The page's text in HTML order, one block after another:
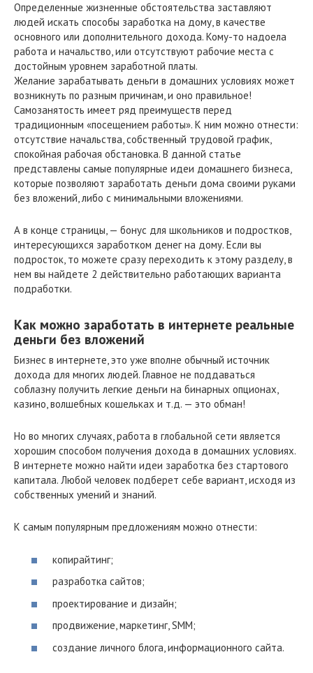
Определенные жизненные обстоятельства заставляют
людей искать способы заработка на дому, в качестве
основного или дополнительного дохода. Кому-то надоела
работа и начальство, или отсутствуют рабочие места с
достойным уровнем заработной платы.
Желание зарабатывать деньги в домашних условиях может
возникнуть по разным причинам, и оно правильное!
Самозанятость имеет ряд преимуществ перед
традиционным «посещением работы». К ним можно отнести:
отсутствие начальства, собственный трудовой график,
спокойная рабочая обстановка. В данной статье
представлены самые популярные идеи домашнего бизнеса,
которые позволяют заработать деньги дома своими руками
без вложений, либо с минимальными вложениями.
А в конце страницы, — бонус для школьников и подростков,
интересующихся заработком денег на дому. Если вы
подросток, то можете сразу переходить к этому разделу, в
нем вы найдете 2 действительно работающих варианта
подработки.
Как можно заработать в интернете реальные
деньги без вложений
Бизнес в интернете, это уже вполне обычный источник
дохода для многих людей. Главное не поддаваться
соблазну получить легкие деньги на бинарных опционах,
казино, волшебных кошельках и т.д. — это обман!
Но во многих случаях, работа в глобальной сети является
хорошим способом получения дохода в домашних условиях.
В интернете можно найти идеи заработка без стартового
капитала. Любой человек подберет себе вариант, исходя из
собственных умений и знаний.
К самым популярным предложениям можно отнести:
копирайтинг;
разработка сайтов;
проектирование и дизайн;
продвижение, маркетинг, SMM;
создание личного блога, информационного сайта.